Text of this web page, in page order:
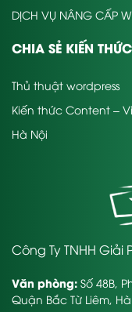
DỊCH VỤ NÂNG CẤP
CHIA SẺ KIẾN THỨC
Thủ thuật wordpress
Kiến thức Content –
Hà Nội
Công Ty TNHH
Văn phòng: Số 48B,
Quận Bắc Từ Liêm,